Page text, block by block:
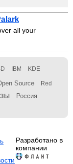
all your
IBM KDE
Source Red
Россия
Разработано в
компании